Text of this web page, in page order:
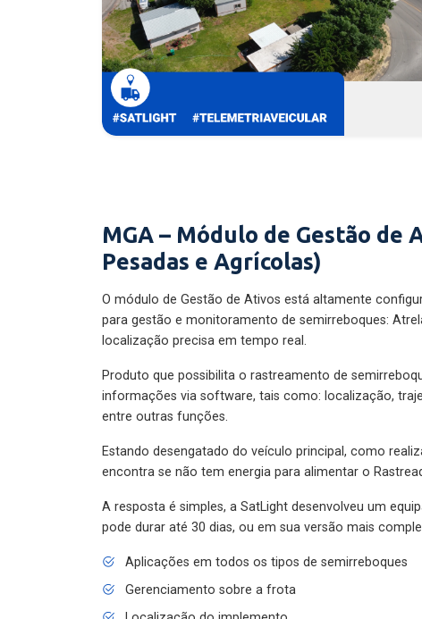
MGA – Módulo de Gestão de
Pesadas e Agrícolas)
O módulo de Gestão de Ativos está altamente
para gestão e monitoramento de semirreboques:
localização precisa em tempo real.
Produto que possibilita o rastreamento de
informações via software, tais como: localização,
entre outras funções.
Estando desengatado do veículo principal, como
encontra se não tem energia para alimentar o
A resposta é simples, a SatLight desenvolveu um
pode durar até 30 dias, ou em sua versão mais
Aplicações em todos os tipos de semirreboques
Gerenciamento sobre a frota
Localização do implemento